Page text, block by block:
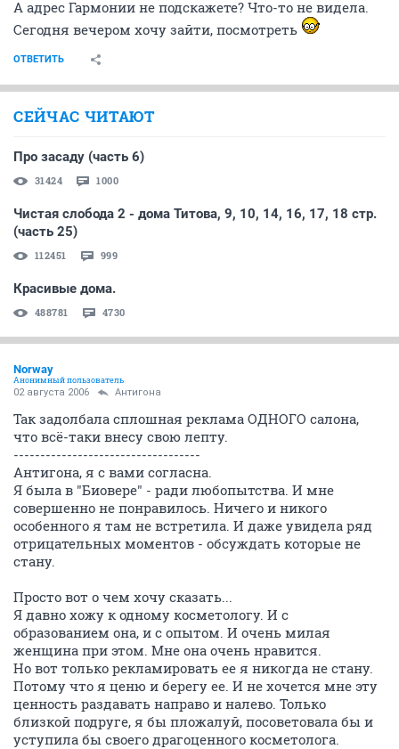
А адрес Гармонии не подскажете? Что-то не видела.
Сегодня вечером хочу зайти, посмотреть
ОТВЕТИТЬ
СЕЙЧАС ЧИТАЮТ
Про засаду (часть 6)
31424 1000
Чистая слобода 2 - дома Титова, 9, 10, 14, 16, 17, 18 стр.
(часть 25)
112451 999
Красивые дома.
488781 4730
Norway
Анонимный пользователь
02 августа 2006 Антигона
Так задолбала сплошная реклама ОДНОГО салона,
что всё-таки внесу свою лепту.
-----------------------------------
Антигона, я с вами согласна.
Я была в "Биовере" - ради любопытства. И мне
совершенно не понравилось. Ничего и никого
особенного я там не встретила. И даже увидела ряд
отрицательных моментов - обсуждать которые не
стану.
Просто вот о чем хочу сказать...
Я давно хожу к одному косметологу. И с
образованием она, и с опытом. И очень милая
женщина при этом. Мне она очень нравится.
Но вот только рекламировать ее я никогда не стану.
Потому что я ценю и берегу ее. И не хочется мне эту
ценность раздавать направо и налево. Только
близкой подруге, я бы пложалуй, посоветовала бы и
уступила бы своего драгоценного косметолога.